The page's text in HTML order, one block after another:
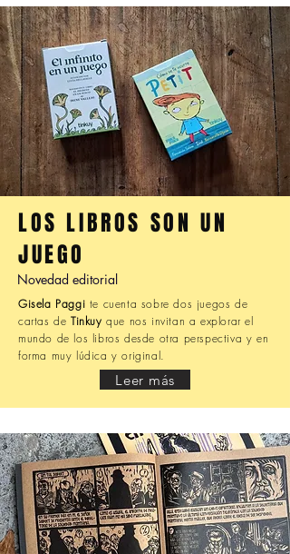
LOS LIBROS SON UN
JUEGO
Novedad editorial
Gisela Paggi te cuenta sobre dos juegos de
cartas de Tinkuy que nos invitan a explorar el
mundo de los libros desde otra perspectiva y en
forma muy lúdica y original.
Leer más